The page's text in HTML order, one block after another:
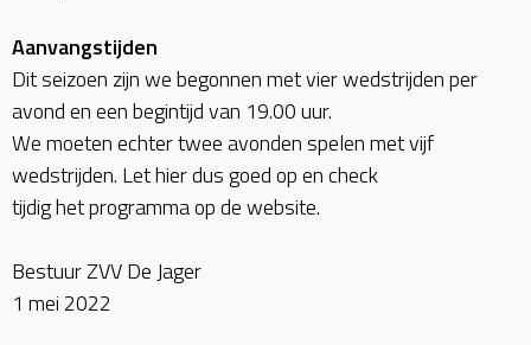
Aanvangstijden
Dit seizoen zijn we begonnen met vier wedstrijden per
avond en een begintijd van 19.00 uur.
We moeten echter twee avonden spelen met vijf
wedstrijden. Let hier dus goed op en check
tijdig het programma op de website.
Bestuur ZVV De Jager
1 mei 2022